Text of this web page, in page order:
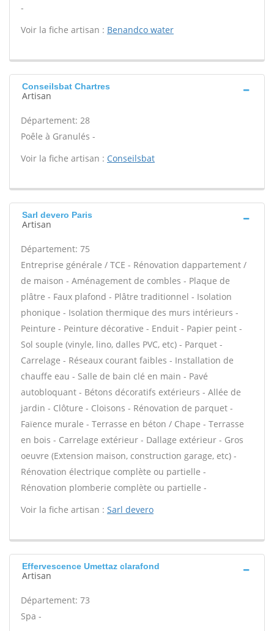
-
Voir la fiche artisan : Benandco water
Conseilsbat Chartres
Artisan
Département: 28
Poêle à Granulés -
Voir la fiche artisan : Conseilsbat
Sarl devero Paris
Artisan
Département: 75
Entreprise générale / TCE - Rénovation dappartement /
de maison - Aménagement de combles - Plaque de
plâtre - Faux plafond - Plâtre traditionnel - Isolation
phonique - Isolation thermique des murs intérieurs -
Peinture - Peinture décorative - Enduit - Papier peint -
Sol souple (vinyle, lino, dalles PVC, etc) - Parquet -
Carrelage - Réseaux courant faibles - Installation de
chauffe eau - Salle de bain clé en main - Pavé
autobloquant - Bétons décoratifs extérieurs - Allée de
jardin - Clôture - Cloisons - Rénovation de parquet -
Faïence murale - Terrasse en béton / Chape - Terrasse
en bois - Carrelage extérieur - Dallage extérieur - Gros
oeuvre (Extension maison, construction garage, etc) -
Rénovation électrique complète ou partielle -
Rénovation plomberie complète ou partielle -
Voir la fiche artisan : Sarl devero
Effervescence Umettaz clarafond
Artisan
Département: 73
Spa -